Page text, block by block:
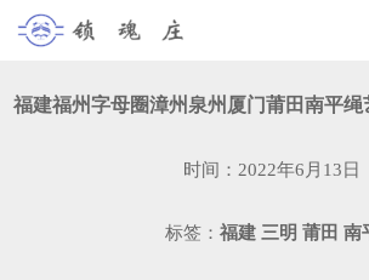
福建福州字母圈漳州泉州厦门莆田南平
时间：2022年6月13日
标签： 福建 三明 莆田 南